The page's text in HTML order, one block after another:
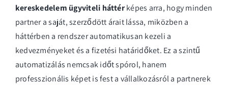
kereskedelem ügyviteli háttérképes arra, hogy minden
partner a saját, szerződött árait lássa, miközben a
háttérben a rendszer automatikusan kezeli a
kedvezményeket és a fizetési határidőket. Ez a szintű
automatizálás nemcsak időt spórol, hanem
professzionális képet is fest a vállalkozásról a partnerek